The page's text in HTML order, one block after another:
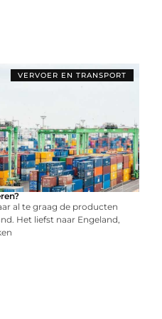
VERVOER EN TRANSPORT
al te graag de producten
Het liefst naar Engeland,